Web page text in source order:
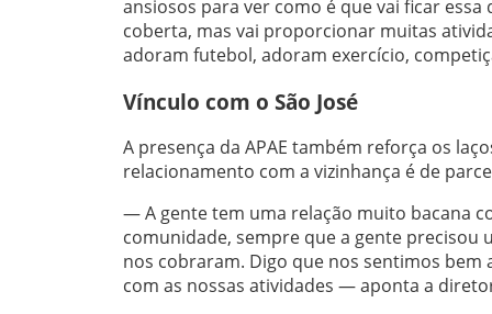
ansiosos para ver como é que vai ficar
coberta, mas vai proporcionar muitas
adoram futebol, adoram exercício,
Vínculo com o São José
A presença da APAE também reforça os
relacionamento com a vizinhança é de
— A gente tem uma relação muito bacana
comunidade, sempre que a gente
nos cobraram. Digo que nos sentimos bem
com as nossas atividades — aponta a